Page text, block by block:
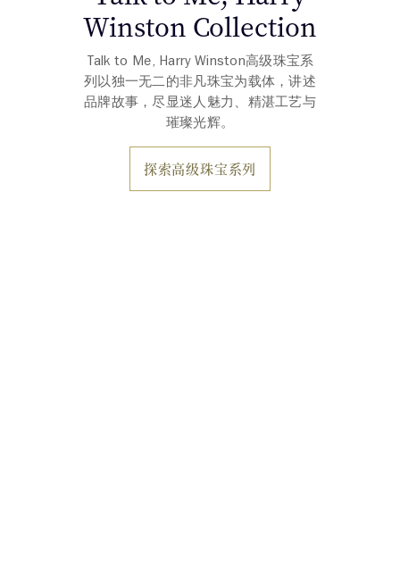
Winston Collection
Talk to Me, Harry Winston高级珠宝系
列以独一无二的非凡珠宝为载体，讲述
品牌故事，尽显迷人魅力、精湛工艺与
璀璨光辉。
探索高级珠宝系列